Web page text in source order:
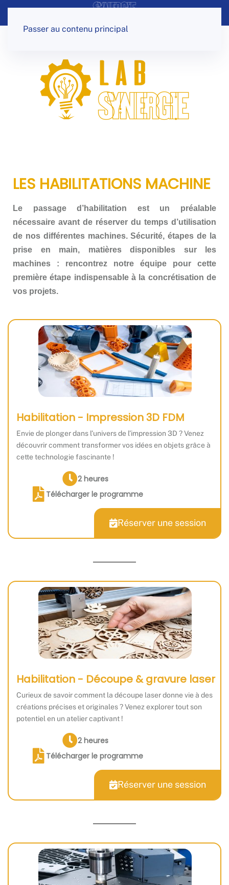
Passer au contenu principal
LES HABILITATIONS MACHINE
Le passage d’habilitation est un préalable
nécessaire avant de réserver du temps d’utilisation
de nos différentes machines.Sécurité, étapes de la
prise en main, matières disponibles sur les
machines : rencontrez notre équipe pour cette
première étape indispensable à la concrétisation de
vos projets.
Habilitation - Impression 3D FDM
Envie de plonger dans l’univers de l’impression 3D ? Venez
découvrir comment transformer vos idées en objets grâce à
cette technologie fascinante !
2 heures
Télécharger le programme
Réserver une session
Habilitation - Découpe & gravure laser
Curieux de savoir comment la découpe laser donne vie à des
créations précises et originales ? Venez explorer tout son
potentiel en un atelier captivant !
2 heures
Télécharger le programme
Réserver une session
Panneau de gestion des cookies